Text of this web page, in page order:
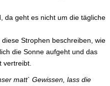
da geht es nicht um die tägliche
Strophen beschreiben, wie
die Sonne aufgeht und das
vertreibt.
matt` Gewissen, lass die